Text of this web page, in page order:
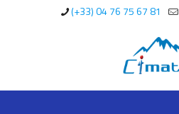
(+33) 04 76 75 67 81